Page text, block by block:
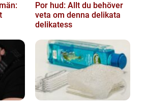
Por hud: Allt du behöver
veta om denna delikata
delikatess